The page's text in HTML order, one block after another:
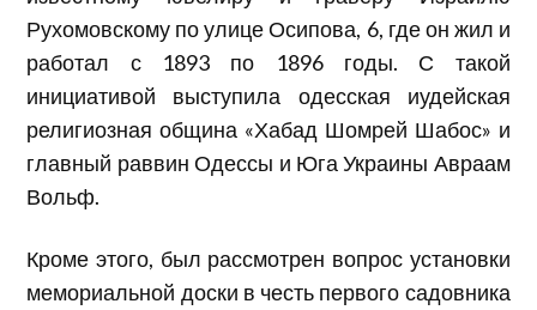
Рухомовскому по улице Осипова, 6, где он жил и
работал с 1893 по 1896 годы. С такой
инициативой выступила одесская иудейская
религиозная община «Хабад Шомрей Шабос» и
главный раввин Одессы и Юга Украины Авраам
Вольф.
Кроме этого, был рассмотрен вопрос установки
мемориальной доски в честь первого садовника